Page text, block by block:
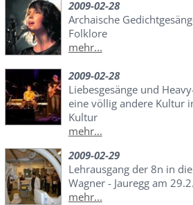
2009-02-28
Archaische
Folklore
mehr...
2009-02-28
Liebesgesänge und
eine völlig andere Kultur
Kultur
mehr...
2009-02-29
Lehrausgang der 8n in
Wagner - Jauregg am
mehr...